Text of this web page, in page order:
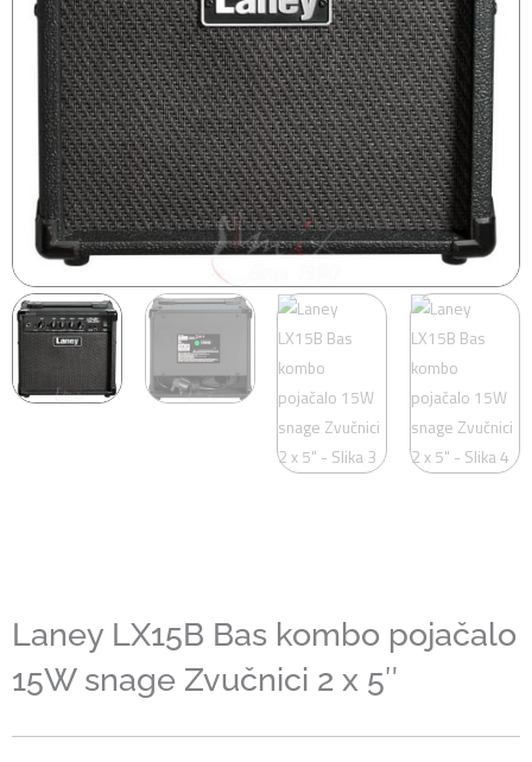
Laney LX15B Bas kombo pojačalo
15W snage Zvučnici 2 x 5″